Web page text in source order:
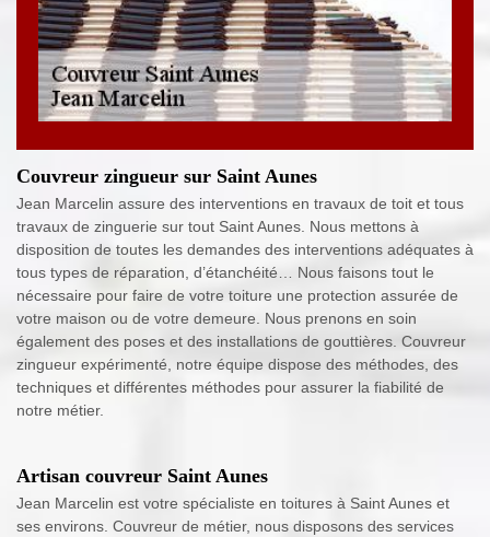
Couvreur zingueur sur Saint Aunes
Jean Marcelin assure des interventions en travaux de toit et tous
travaux de zinguerie sur tout Saint Aunes. Nous mettons à
disposition de toutes les demandes des interventions adéquates à
tous types de réparation, d’étanchéité… Nous faisons tout le
nécessaire pour faire de votre toiture une protection assurée de
votre maison ou de votre demeure. Nous prenons en soin
également des poses et des installations de gouttières. Couvreur
zingueur expérimenté, notre équipe dispose des méthodes, des
techniques et différentes méthodes pour assurer la fiabilité de
notre métier.
Artisan couvreur Saint Aunes
Jean Marcelin est votre spécialiste en toitures à Saint Aunes et
ses environs. Couvreur de métier, nous disposons des services